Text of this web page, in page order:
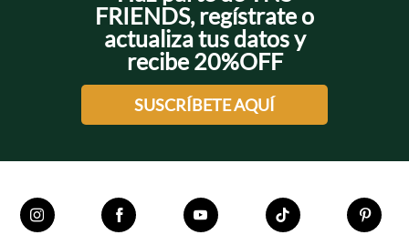
FRIENDS, regístrate o
actualiza tus datos y
recibe 20%OFF
SUSCRÍBETE AQUÍ